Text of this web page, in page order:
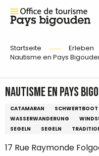
Startseite Erleben
Nautisme en Pays
Nautisme en Pays
CATAMARAN SCHWERTBOOT
WASSERWANDERUNG
SEGELN
SEGELN
17 Rue Raymonde